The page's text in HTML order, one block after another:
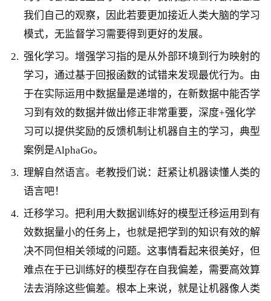
我们自己的观察，因此若要更加接近人类大脑的学习
模式，无监督学习需要得到更好的发展。
强化学习。增强学习指的是从外部环境到行为映射的
学习，通过基于回报函数的试错来发现最优行为。由
于在实际运用中数据量是递增的，在新数据中能否学
习到有效的数据并做出修正非常重要，深度+强化学
习可以提供奖励的反馈机制让机器自主的学习，典型
案例是AlphaGo。
理解自然语言。老教授们说：赶紧让机器读懂人类的
语言吧！
迁移学习。把利用大数据训练好的模型迁移运用到有
效数据量小的任务上，也就是把学到的知识有效的解
决不同但相关领域的问题。这事情看起来很美好，但
难点在于已训练好的模型存在自我偏差，需要高效算
法去消除这些偏差。根本上来说，就是让机器像人类